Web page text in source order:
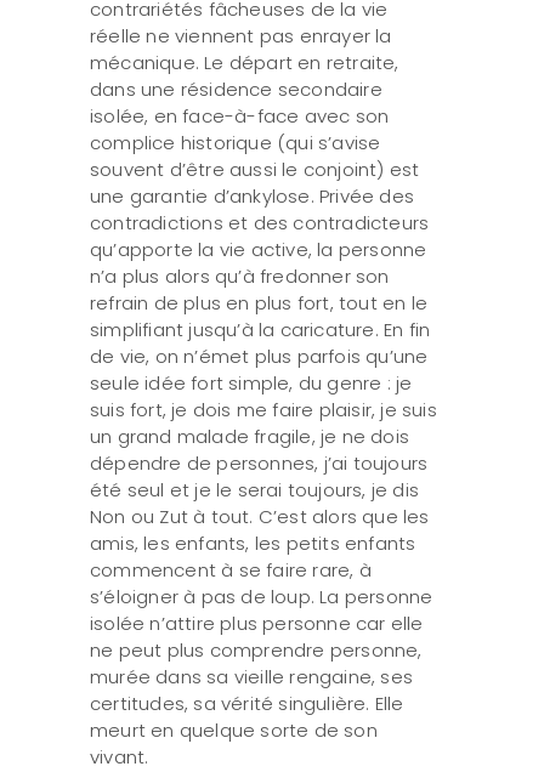
contrariétés fâcheuses de la vie
réelle ne viennent pas enrayer la
mécanique. Le départ en retraite,
dans une résidence secondaire
isolée, en face-à-face avec son
complice historique (qui s’avise
souvent d’être aussi le conjoint) est
une garantie d’ankylose. Privée des
contradictions et des contradicteurs
qu’apporte la vie active, la personne
n’a plus alors qu’à fredonner son
refrain de plus en plus fort, tout en le
simplifiant jusqu’à la caricature. En fin
de vie, on n’émet plus parfois qu’une
seule idée fort simple, du genre : je
suis fort, je dois me faire plaisir, je suis
un grand malade fragile, je ne dois
dépendre de personnes, j’ai toujours
été seul et je le serai toujours, je dis
Non ou Zut à tout. C’est alors que les
amis, les enfants, les petits enfants
commencent à se faire rare, à
s’éloigner à pas de loup. La personne
isolée n’attire plus personne car elle
ne peut plus comprendre personne,
murée dans sa vieille rengaine, ses
certitudes, sa vérité singulière. Elle
meurt en quelque sorte de son
vivant.